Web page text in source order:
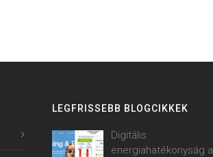
LEGFRISSEBB BLOGCIKKEK
Digitális
energiahatékonyság a